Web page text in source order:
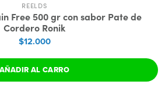
REELDS
Free 500 gr con sabor Pate de
Cordero Ronik
$12.000
AÑADIR AL CARRO